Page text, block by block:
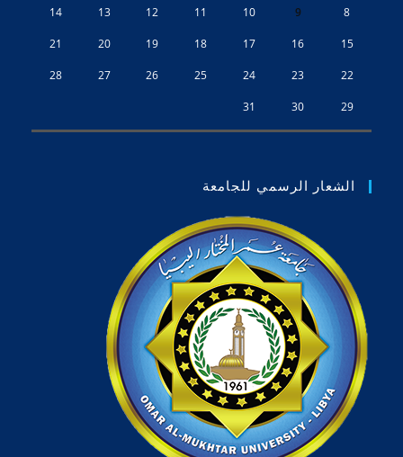
8
9
10
11
12
13
14
15
16
17
18
19
20
21
22
23
24
25
26
27
28
29
30
31
الشعار الرسمي للجامعة